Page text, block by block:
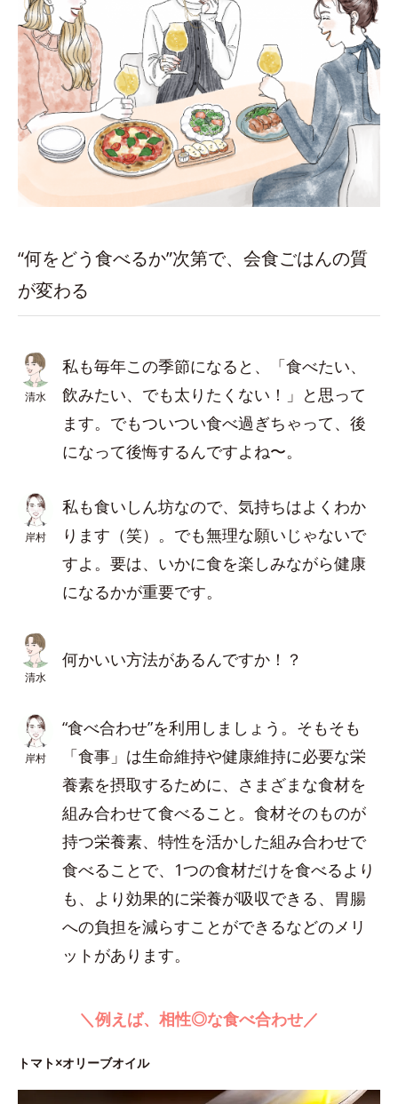
“何をどう食べるか”次第で、会食ごはんの質
が変わる
清水
私も毎年この季節になると、「食べたい、
飲みたい、でも太りたくない！」と思って
ます。でもついつい食べ過ぎちゃって、後
になって後悔するんですよね〜。
岸村
私も食いしん坊なので、気持ちはよくわか
ります（笑）。でも無理な願いじゃないで
すよ。要は、いかに食を楽しみながら健康
になるかが重要です。
清水
何かいい方法があるんですか！？
岸村
“食べ合わせ”を利用しましょう。そもそも
「食事」は生命維持や健康維持に必要な栄
養素を摂取するために、さまざまな食材を
組み合わせて食べること。食材そのものが
持つ栄養素、特性を活かした組み合わせで
食べることで、1つの食材だけを食べるより
も、より効果的に栄養が吸収できる、胃腸
への負担を減らすことができるなどのメリ
ットがあります。
＼例えば、相性◎な食べ合わせ／
トマト×オリーブオイル